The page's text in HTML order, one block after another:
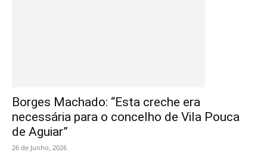
Borges Machado: “Esta creche era
necessária para o concelho de Vila Pouca
de Aguiar”
26 de Junho, 2026